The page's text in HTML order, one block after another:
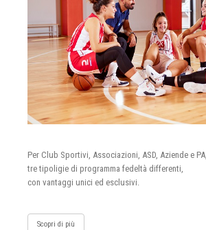
Per Club Sportivi, Associazioni, ASD, Aziende e PA,
tre tipoligie di programma fedeltà differenti,
con vantaggi unici ed esclusivi.
Scopri di più